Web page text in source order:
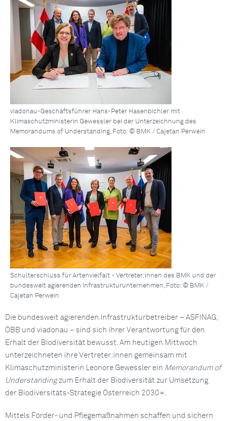
viadonau-Geschäftsführer Hans-Peter Hasenbichler mit
Klimaschutzministerin Gewessler bei der Unterzeichnung des
Memorandums of Understanding, Foto: © BMK / Cajetan Perwein
Schulterschluss für Artenvielfalt - Vertreter:innen des BMK und der
bundesweit agierenden Infrastrukturunternehmen, Foto: © BMK /
Cajetan Perwein
Die bundesweit agierenden Infrastrukturbetreiber – ASFINAG,
ÖBB und viadonau – sind sich ihrer Verantwortung für den
Erhalt der Biodiversität bewusst. Am heutigen Mittwoch
unterzeichneten ihre Vertreter:innen gemeinsam mit
Klimaschutzministerin Leonore Gewessler ein Memorandum of
Understandingzum Erhalt der Biodiversität zur Umsetzung
der Biodiversitäts-Strategie Österreich 2030+.
Mittels Förder- und Pflegemaßnahmen schaffen und sichern